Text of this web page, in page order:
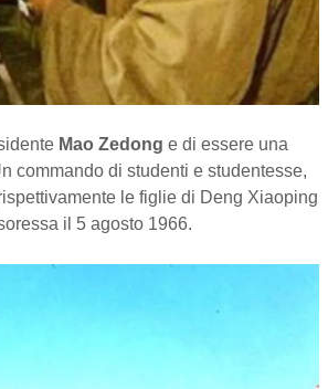
Mao Zedong e di essere una
commando di studenti e studentesse,
le figlie di Deng Xiaoping
il 5 agosto 1966.